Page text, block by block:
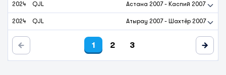
2024 QJL Астана 2007- Каспий 2007
2024 QJL Атырау 2007- Шахтёр 2007
1 2 3